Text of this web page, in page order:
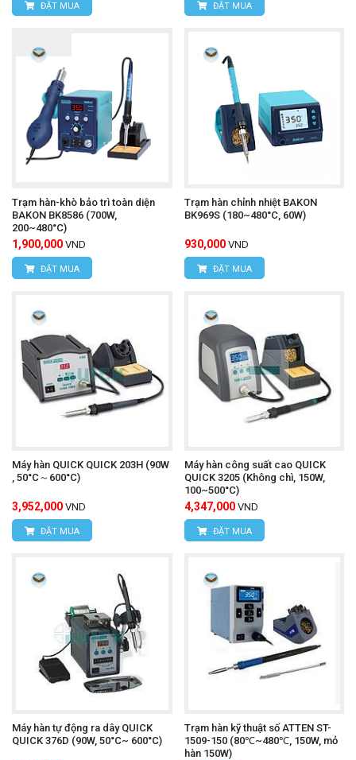
ĐẶT MUA ĐẶT MUA
Trạm hàn-khò bảo trì toàn diện
BAKON BK8586 (700W,
200~480°C)
1,900,000 VND
ĐẶT MUA
Trạm hàn chỉnh nhiệt BAKON
BK969S (180~480°C, 60W)
930,000 VND
ĐẶT MUA
Máy hàn QUICK QUICK 203H (90W
, 50°C～600°C)
3,952,000 VND
ĐẶT MUA
Máy hàn công suất cao QUICK
QUICK 3205 (Không chì, 150W,
100~500°C)
4,347,000 VND
ĐẶT MUA
Máy hàn tự động ra dây QUICK
QUICK 376D (90W, 50°C~ 600°C)
Trạm hàn kỹ thuật số ATTEN ST-
1509-150 (80℃~480℃, 150W, mỏ
hàn 150W)